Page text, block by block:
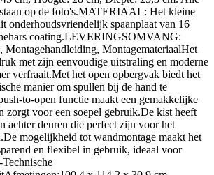
staan op de foto's.MATERIAAL: Het kleine
onderhoudsvriendelijk spaanplaat van 16
coating.LEVERINGSOMVANG:
Montagehandleiding, MontagemateriaalHet
met zijn eenvoudige uitstraling en moderne
verfraait.Met het open opbergvak biedt het
manier om spullen bij de hand te
to-open functie maakt een gemakkelijke
zorgt voor een soepel gebruik.De kist heeft
achter deuren die perfect zijn voor het
mogelijkheid tot wandmontage maakt het
en flexibel in gebruik, ideaal voor